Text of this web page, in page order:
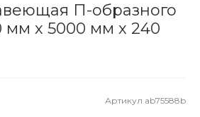
П-образного
мм х 5000 мм х 240
Артикул ab75588b